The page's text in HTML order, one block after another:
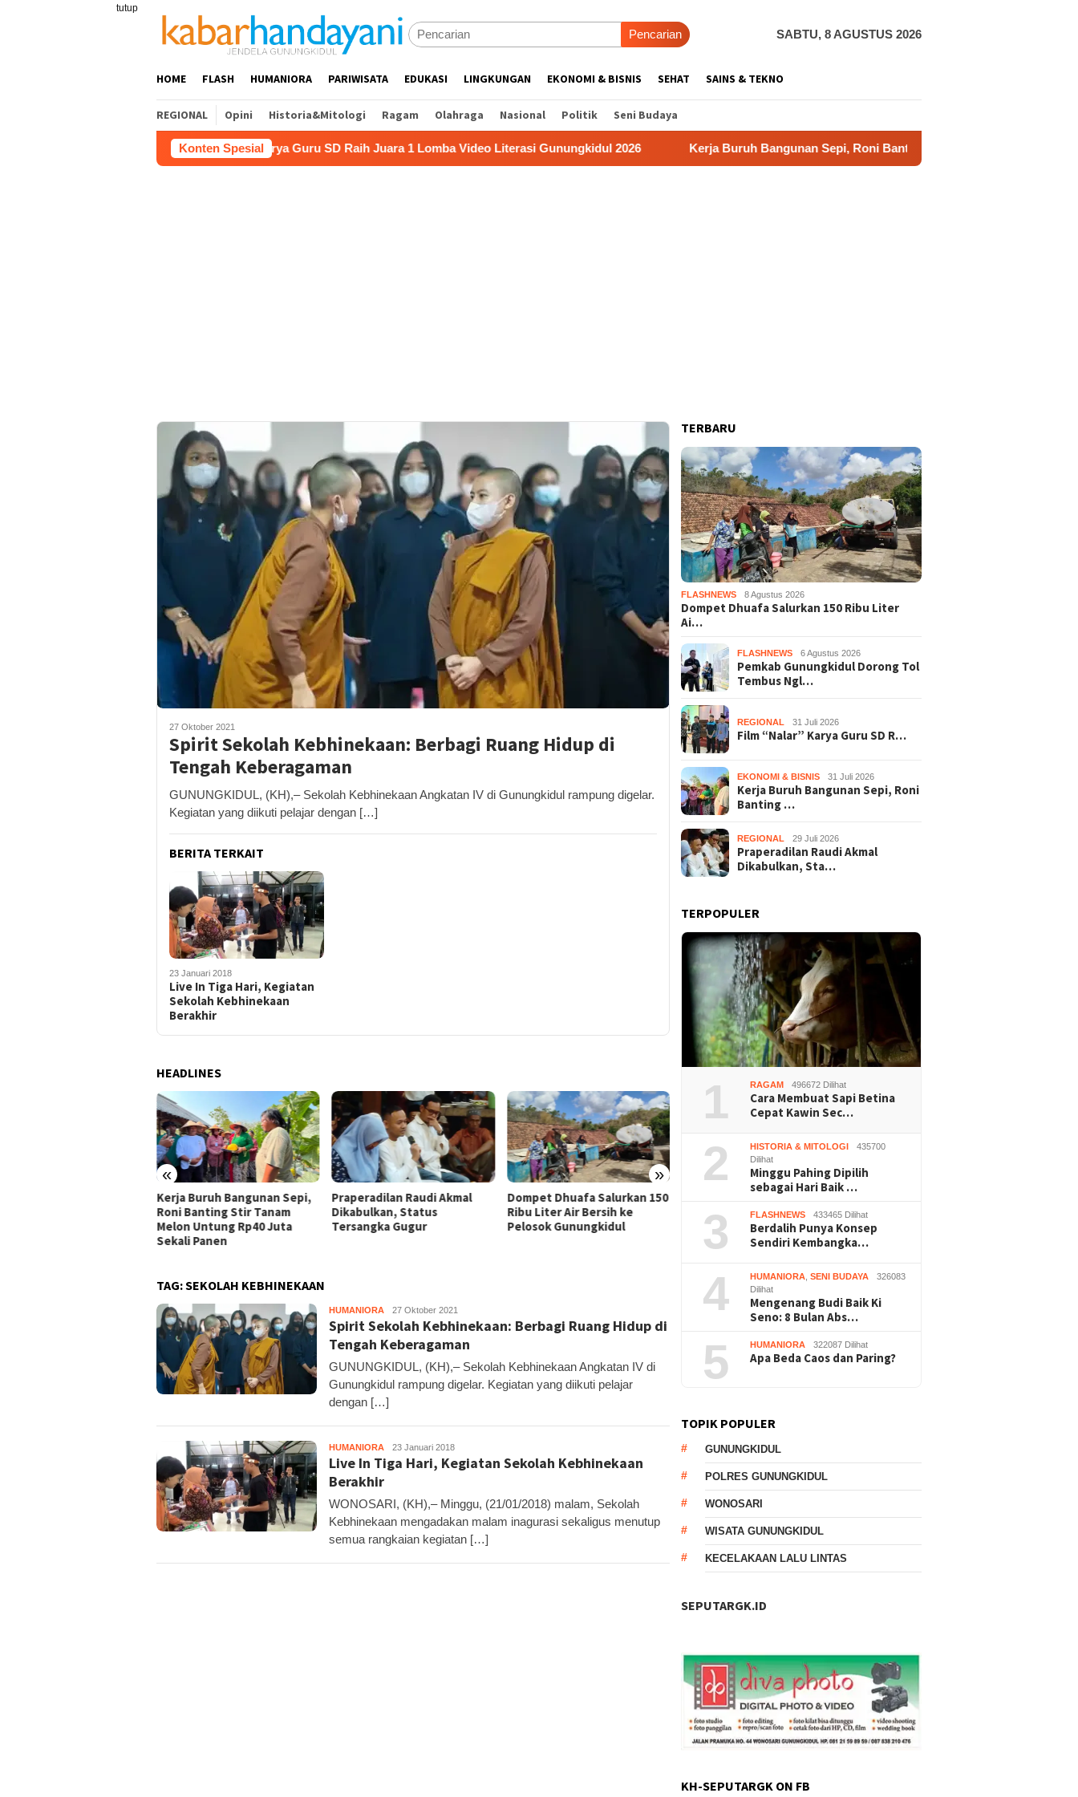
tutup
Pencarian SABTU, 8 AGUSTUS 2026
HOME FLASH HUMANIORA PARIWISATA EDUKASI LINGKUNGAN EKONOMI & BISNIS SEHAT SAINS & TEKNO
REGIONAL Opini Historia&Mitologi Ragam Olahraga Nasional Politik Seni Budaya
Konten Spesial
Film “Nalar” Karya Guru SD Raih Juara 1 Lomba Video Literasi Gunungkidul 2026 Kerja Buruh Bangunan Sepi, Roni Banting Stir Tanam Melon Untung Rp40 Juta
27 Oktober 2021
Spirit Sekolah Kebhinekaan: Berbagi Ruang Hidup di
Tengah Keberagaman
GUNUNGKIDUL, (KH),– Sekolah Kebhinekaan Angkatan IV di Gunungkidul rampung digelar.
Kegiatan yang diikuti pelajar dengan […]
BERITA TERKAIT
23 Januari 2018
Live In Tiga Hari, Kegiatan
Sekolah Kebhinekaan
Berakhir
HEADLINES
« »
Praperadilan Raudi Akmal
Dikabulkan, Status
Tersangka Gugur
Dompet Dhuafa Salurkan 150
Ribu Liter Air Bersih ke
Pelosok Gunungkidul
Pemkab Gunungkidul Dorong
Tol Tembus Nglanggeran,
Bahas Akses Jalan hingga
Film “Nalar” Karya Guru SD
Raih Juara 1 Lomba Video
Literasi Gunungkidul 2026
Roni Banting Stir Tanam
Melon Untung Rp40 Juta
Sekali Panen
TAG:SEKOLAH KEBHINEKAAN
HUMANIORA Kandar
27 Oktober 2021
Spirit Sekolah Kebhinekaan: Berbagi Ruang Hidup di
Tengah Keberagaman
GUNUNGKIDUL, (KH),– Sekolah Kebhinekaan Angkatan IV di
Gunungkidul rampung digelar. Kegiatan yang diikuti pelajar
dengan […]
HUMANIORA Kandar
23 Januari 2018
Live In Tiga Hari, Kegiatan Sekolah Kebhinekaan
Berakhir
WONOSARI, (KH),– Minggu, (21/01/2018) malam, Sekolah
Kebhinekaan mengadakan malam inagurasi sekaligus menutup
semua rangkaian kegiatan […]
TERBARU
FLASHNEWS 8 Agustus 2026
Dompet Dhuafa Salurkan 150 Ribu Liter
Ai…
FLASHNEWS 6 Agustus 2026
Pemkab Gunungkidul Dorong Tol
Tembus Ngl…
REGIONAL 31 Juli 2026
Film “Nalar” Karya Guru SD R…
EKONOMI & BISNIS 31 Juli 2026
Kerja Buruh Bangunan Sepi, Roni
Banting …
REGIONAL 29 Juli 2026
Praperadilan Raudi Akmal
Dikabulkan, Sta…
TERPOPULER
1 RAGAM 496672 Dilihat
Cara Membuat Sapi Betina
Cepat Kawin Sec…
2 HISTORIA & MITOLOGI
435700
Dilihat
Minggu Pahing Dipilih
sebagai Hari Baik …
3 FLASHNEWS 433465 Dilihat
Berdalih Punya Konsep
Sendiri Kembangka…
4 HUMANIORA ,SENI BUDAYA
326083
Dilihat
Mengenang Budi Baik Ki
Seno: 8 Bulan Abs…
5 HUMANIORA 322087 Dilihat
Apa Beda Caos dan Paring?
TOPIK POPULER
GUNUNGKIDUL
POLRES GUNUNGKIDUL
WONOSARI
WISATA GUNUNGKIDUL
KECELAKAAN LALU LINTAS
SEPUTARGK.ID
KH-SEPUTARGK ON FB